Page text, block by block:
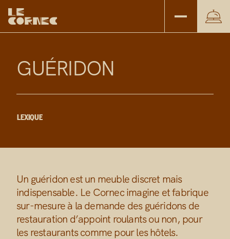
GUÉRIDON
LEXIQUE
Un guéridon est un meuble discret mais
indispensable. Le Cornec imagine et fabrique
sur-mesure à la demande des guéridons de
restauration d’appoint roulants ou non, pour
les restaurants comme pour les hôtels.